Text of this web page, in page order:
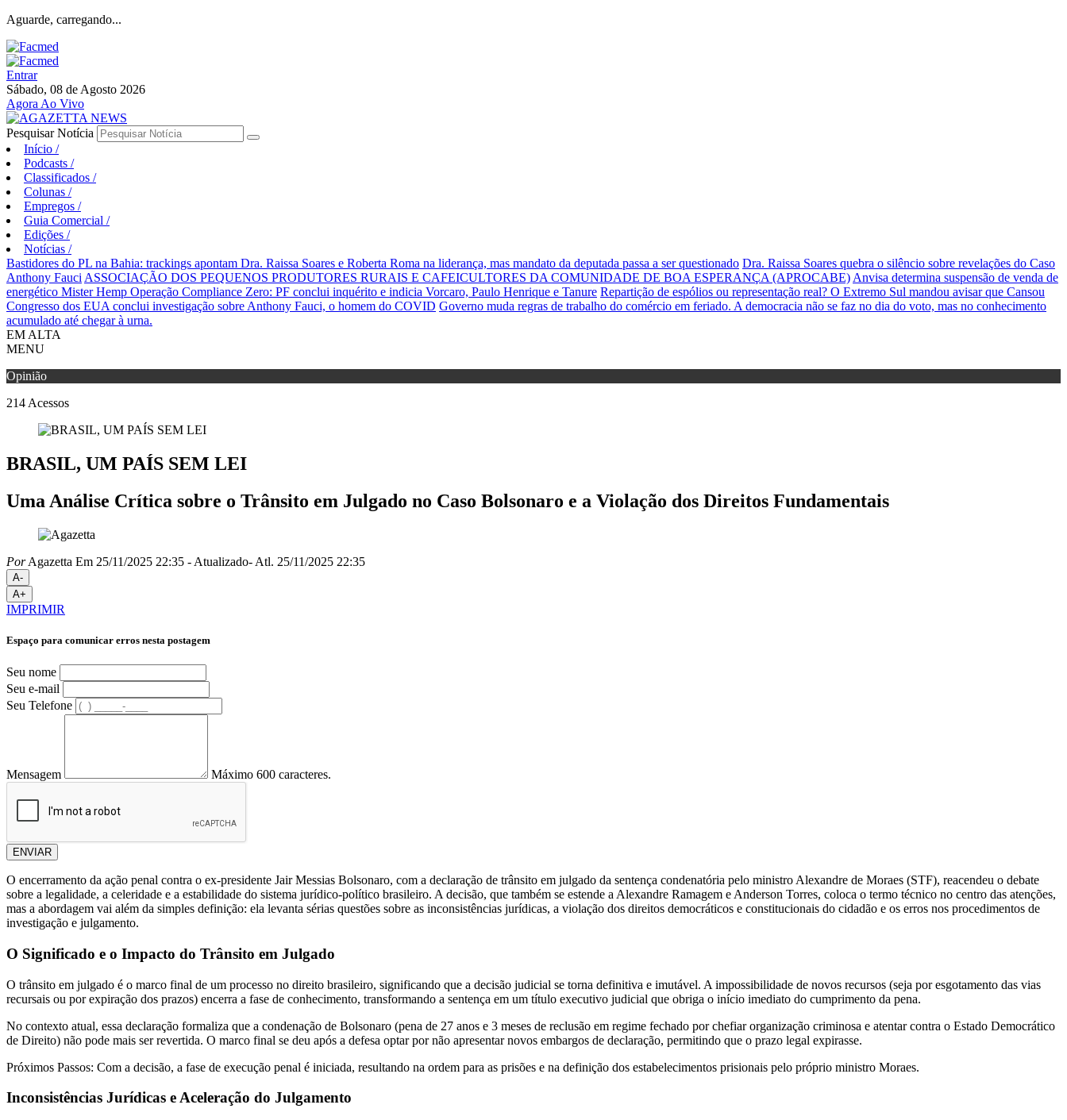
Aguarde, carregando...
Entrar
Sábado, 08 de Agosto 2026
Agora Ao Vivo
Pesquisar Notícia
Início /
Podcasts /
Classificados /
Colunas /
Empregos /
Guia Comercial /
Edições /
Notícias /
Bastidores do PL na Bahia: trackings apontam Dra. Raissa Soares e Roberta Roma na liderança, mas mandato da deputada passa a ser questionado Dra. Raissa Soares quebra o silêncio sobre revelações do Caso
Anthony Fauci ASSOCIAÇÃO DOS PEQUENOS PRODUTORES RURAIS E CAFEICULTORES DA COMUNIDADE DE BOA ESPERANÇA (APROCABE) Anvisa determina suspensão de venda de
energético Mister Hemp Operação Compliance Zero: PF conclui inquérito e indicia Vorcaro, Paulo Henrique e Tanure Repartição de espólios ou representação real? O Extremo Sul mandou avisar que Cansou
Congresso dos EUA conclui investigação sobre Anthony Fauci, o homem do COVID Governo muda regras de trabalho do comércio em feriado. A democracia não se faz no dia do voto, mas no conhecimento
acumulado até chegar à urna.
EM ALTA
MENU
Opinião
214 Acessos
BRASIL, UM PAÍS SEM LEI
Uma Análise Crítica sobre o Trânsito em Julgado no Caso Bolsonaro e a Violação dos Direitos Fundamentais
PorAgazetta Em 25/11/2025 22:35 - Atualizado- Atl. 25/11/2025 22:35
A-
A+
IMPRIMIR
Espaço para comunicar erros nesta postagem
Seu nome
Seu e-mail
Seu Telefone
Mensagem Máximo 600 caracteres.
ENVIAR
O encerramento da ação penal contra o ex-presidente Jair Messias Bolsonaro, com a declaração de trânsito em julgado da sentença condenatória pelo ministro Alexandre de Moraes (STF), reacendeu o debate
sobre a legalidade, a celeridade e a estabilidade do sistema jurídico-político brasileiro. A decisão, que também se estende a Alexandre Ramagem e Anderson Torres, coloca o termo técnico no centro das atenções,
mas a abordagem vai além da simples definição: ela levanta sérias questões sobre as inconsistências jurídicas, a violação dos direitos democráticos e constitucionais do cidadão e os erros nos procedimentos de
investigação e julgamento.
O Significado e o Impacto do Trânsito em Julgado
O trânsito em julgado é o marco final de um processo no direito brasileiro, significando que a decisão judicial se torna definitiva e imutável. A impossibilidade de novos recursos (seja por esgotamento das vias
recursais ou por expiração dos prazos) encerra a fase de conhecimento, transformando a sentença em um título executivo judicial que obriga o início imediato do cumprimento da pena.
No contexto atual, essa declaração formaliza que a condenação de Bolsonaro (pena de 27 anos e 3 meses de reclusão em regime fechado por chefiar organização criminosa e atentar contra o Estado Democrático
de Direito) não pode mais ser revertida. O marco final se deu após a defesa optar por não apresentar novos embargos de declaração, permitindo que o prazo legal expirasse.
Próximos Passos: Com a decisão, a fase de execução penal é iniciada, resultando na ordem para as prisões e na definição dos estabelecimentos prisionais pelo próprio ministro Moraes.
Inconsistências Jurídicas e Aceleração do Julgamento